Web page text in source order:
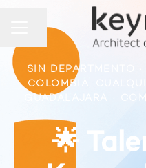
Menú de empleo
Compartir página
SIN DEPARTMENTO
COLOMBIA,
GUADALAJARA
🌟